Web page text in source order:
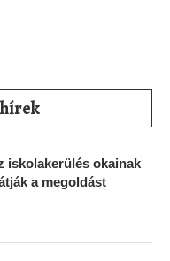
iskolakerülés okainak
a megoldást